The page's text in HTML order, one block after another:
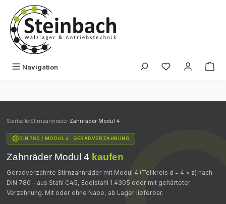
Zum Hauptinhalt springen
Navigation Du hast 0
Startseite›Stirnzahnräder›Zahnräder Modul 4
DIN 780 / MODUL 4 · GERADVERZAHNUNG
Zahnräder Modul 4 kaufen
Geradverzahnte Stirnzahnräder mit Modul 4 (Teilkreis d = 4 × z) nach
DIN 780 – aus Stahl C45, Edelstahl 1.4305 oder mit gehärteter
Verzahnung. Mit oder ohne Nabe, ab Lager lieferbar.